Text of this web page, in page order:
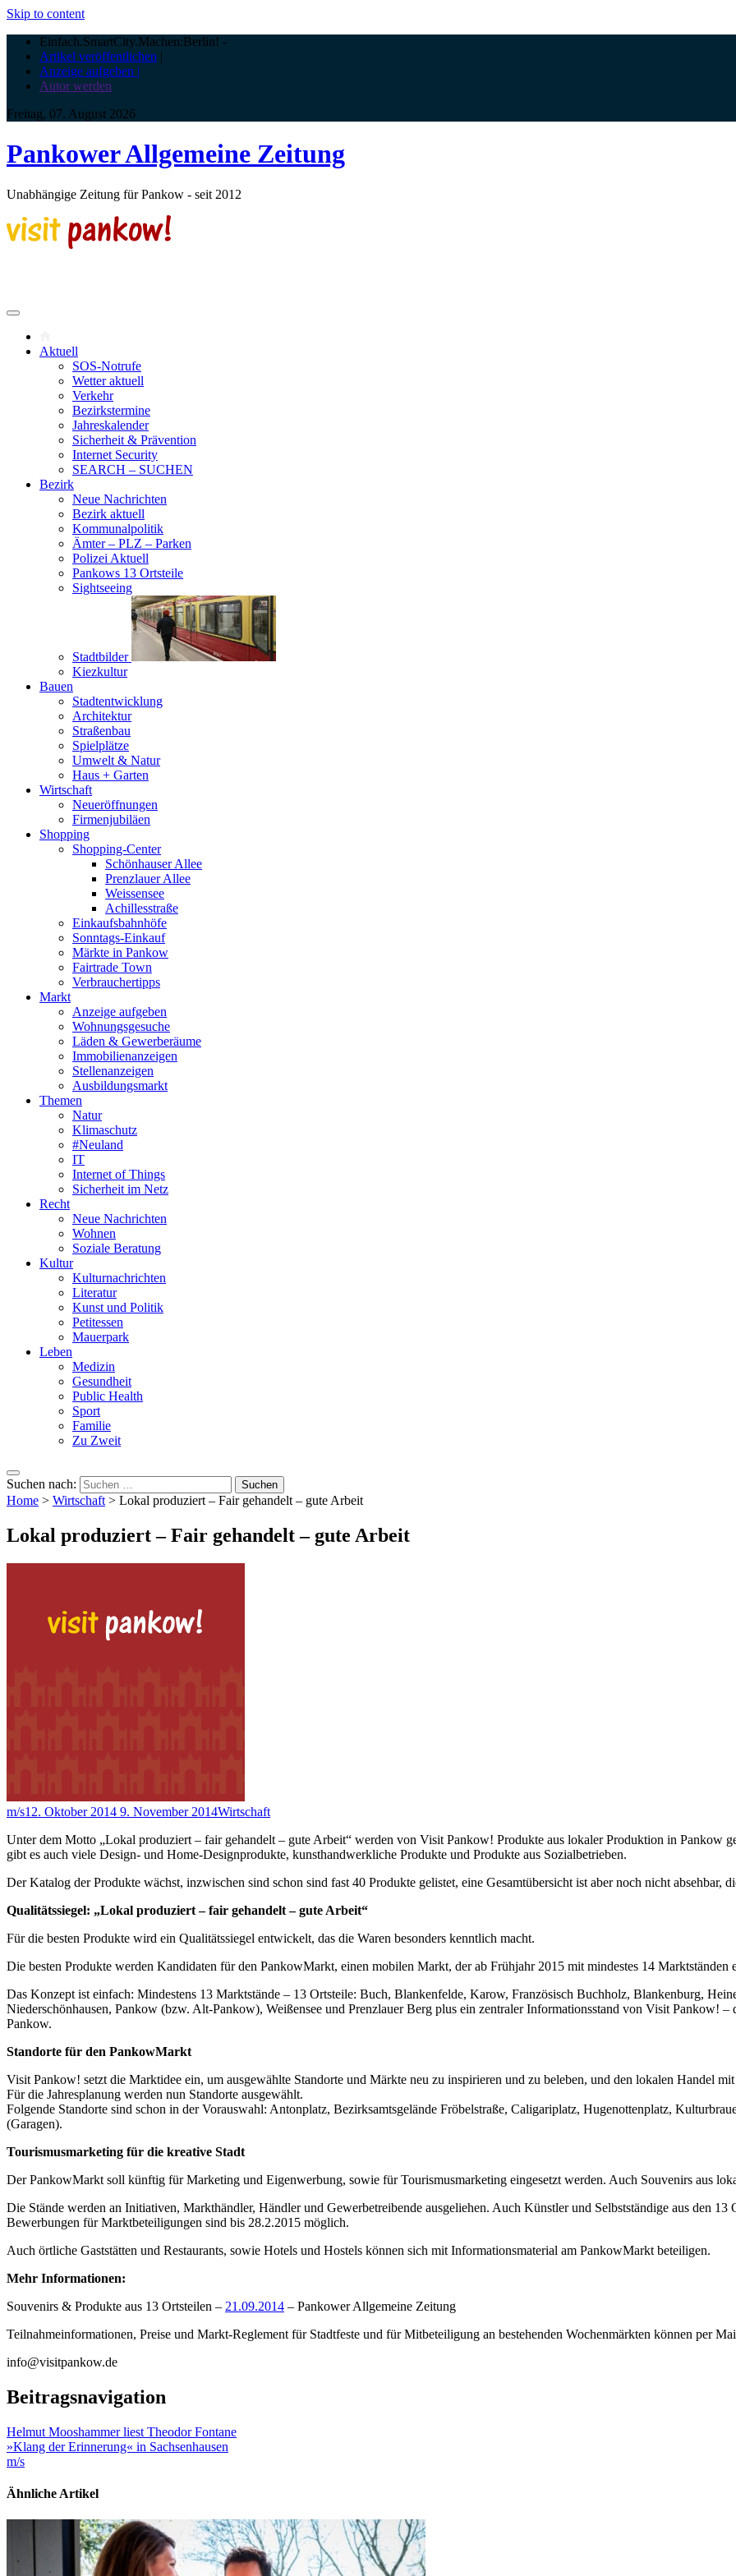
Skip to content
Einfach.SmartCity.Machen:Berlin! -
Artikel veröffentlichen |
Anzeige aufgeben |
Autor werden
Freitag, 07. August 2026
Pankower Allgemeine Zeitung
Unabhängige Zeitung für Pankow - seit 2012
Aktuell
SOS-Notrufe
Wetter aktuell
Verkehr
Bezirkstermine
Jahreskalender
Sicherheit & Prävention
Internet Security
SEARCH – SUCHEN
Bezirk
Neue Nachrichten
Bezirk aktuell
Kommunalpolitik
Ämter – PLZ – Parken
Polizei Aktuell
Pankows 13 Ortsteile
Sightseeing
Stadtbilder
Kiezkultur
Bauen
Stadtentwicklung
Architektur
Straßenbau
Spielplätze
Umwelt & Natur
Haus + Garten
Wirtschaft
Neueröffnungen
Firmenjubiläen
Shopping
Shopping-Center
Schönhauser Allee
Prenzlauer Allee
Weissensee
Achillesstraße
Einkaufsbahnhöfe
Sonntags-Einkauf
Märkte in Pankow
Fairtrade Town
Verbrauchertipps
Markt
Anzeige aufgeben
Wohnungsgesuche
Läden & Gewerberäume
Immobilienanzeigen
Stellenanzeigen
Ausbildungsmarkt
Themen
Natur
Klimaschutz
#Neuland
IT
Internet of Things
Sicherheit im Netz
Recht
Neue Nachrichten
Wohnen
Soziale Beratung
Kultur
Kulturnachrichten
Literatur
Kunst und Politik
Petitessen
Mauerpark
Leben
Medizin
Gesundheit
Public Health
Sport
Familie
Zu Zweit
Suchen nach:
Home > Wirtschaft> Lokal produziert – Fair gehandelt – gute Arbeit
Lokal produziert – Fair gehandelt – gute Arbeit
m/s12. Oktober 2014 9. November 2014Wirtschaft
Unter dem Motto „Lokal produziert – fair gehandelt – gute Arbeit“ werden von Visit Pankow! Produkte aus lokaler Produktion in Pankow
gibt es auch viele Design- und Home-Designprodukte, kunsthandwerkliche Produkte und Produkte aus Sozialbetrieben.
Der Katalog der Produkte wächst, inzwischen sind schon sind fast 40 Produkte gelistet, eine Gesamtübersicht ist aber noch nicht absehbar,
Qualitätssiegel: „Lokal produziert – fair gehandelt – gute Arbeit“
Für die besten Produkte wird ein Qualitätssiegel entwickelt, das die Waren besonders kenntlich macht.
Die besten Produkte werden Kandidaten für den PankowMarkt, einen mobilen Markt, der ab Frühjahr 2015 mit mindestes 14 Marktständen
Das Konzept ist einfach: Mindestens 13 Marktstände – 13 Ortsteile: Buch, Blankenfelde, Karow, Französisch Buchholz, Blankenburg,
Niederschönhausen, Pankow (bzw. Alt-Pankow), Weißensee und Prenzlauer Berg plus ein zentraler Informationsstand von Visit Pankow!
Pankow.
Standorte für den PankowMarkt
Visit Pankow! setzt die Marktidee ein, um ausgewählte Standorte und Märkte neu zu inspirieren und zu beleben, und den lokalen Handel
Für die Jahresplanung werden nun Standorte ausgewählt.
Folgende Standorte sind schon in der Vorauswahl: Antonplatz, Bezirksamtsgelände Fröbelstraße, Caligariplatz, Hugenottenplatz,
(Garagen).
Tourismusmarketing für die kreative Stadt
Der PankowMarkt soll künftig für Marketing und Eigenwerbung, sowie für Tourismusmarketing eingesetzt werden. Auch Souvenirs aus
Die Stände werden an Initiativen, Markthändler, Händler und Gewerbetreibende ausgeliehen. Auch Künstler und Selbstständige aus den 13
Bewerbungen für Marktbeteiligungen sind bis 28.2.2015 möglich.
Auch örtliche Gaststätten und Restaurants, sowie Hotels und Hostels können sich mit Informationsmaterial am PankowMarkt beteiligen.
Mehr Informationen:
Souvenirs & Produkte aus 13 Ortsteilen – 21.09.2014 – Pankower Allgemeine Zeitung
Teilnahmeinformationen, Preise und Markt-Reglement für Stadtfeste und für Mitbeteiligung an bestehenden Wochenmärkten können per
info@visitpankow.de
Beitragsnavigation
Helmut Mooshammer liest Theodor Fontane
»Klang der Erinnerung« in Sachsenhausen
m/s
Ähnliche Artikel